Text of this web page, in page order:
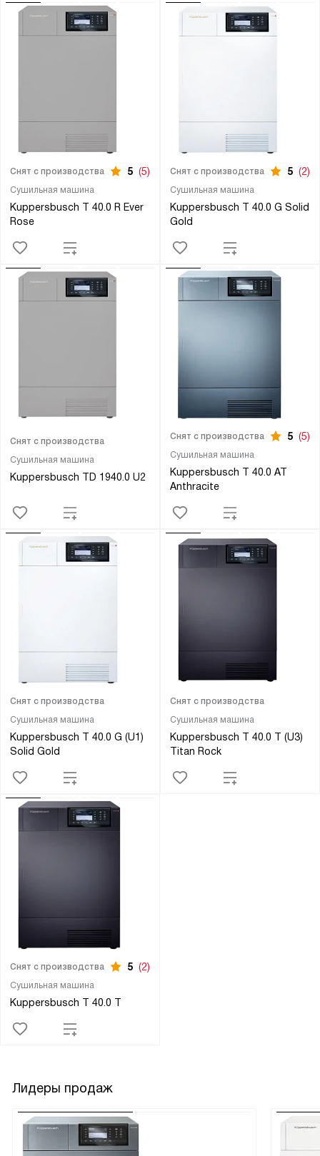
Сушильная машина
Kuppersbusch T 40.0 R Ever
Rose
Снят с производства 5 (5)
Сушильная машина
Kuppersbusch T 40.0 G Solid
Gold
Снят с производства 5 (2)
Сушильная машина
Kuppersbusch TD 1940.0 U2
Снят с производства
Сушильная машина
Kuppersbusch T 40.0 AT
Anthracite
Снят с производства 5 (5)
Сушильная машина
Kuppersbusch T 40.0 G (U1)
Solid Gold
Снят с производства
Сушильная машина
Kuppersbusch T 40.0 T (U3)
Titan Rock
Снят с производства
Сушильная машина
Kuppersbusch T 40.0 T
Снят с производства 5 (2)
Лидеры продаж